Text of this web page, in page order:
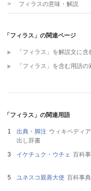
>
フィラスの意味・解説
「フィラス」の関連ページ
「フィラス」を解説文に
「フィラス」を含む用語の
「フィラス」の関連用語
出典・脚注 ウィキペディ
出し辞書
イケチュク・ウチェ 百科
ユネスコ親善大使 百科事典